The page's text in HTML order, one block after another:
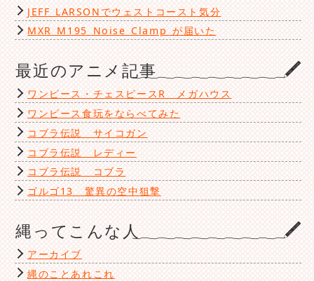
JEFF LARSONでウェストコースト気分
MXR M195 Noise Clamp が届いた
最近のアニメ記事
ワンピース・チェスピースR メガハウス
ワンピース食玩をならべてみた
コブラ伝説 サイコガン
コブラ伝説 レディー
コブラ伝説 コブラ
ゴルゴ13 驚異の空中狙撃
縄ってこんな人
アーカイブ
縄のことあれこれ